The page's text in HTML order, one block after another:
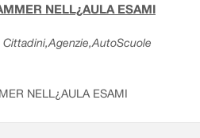
NELL¿AULA ESAMI
NELL¿AULA ESAMI